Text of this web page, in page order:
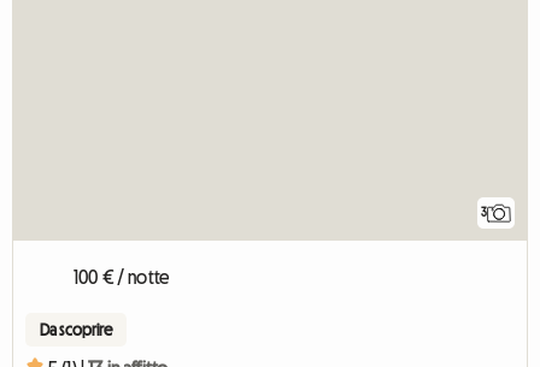
3
100 € / notte
Da scoprire